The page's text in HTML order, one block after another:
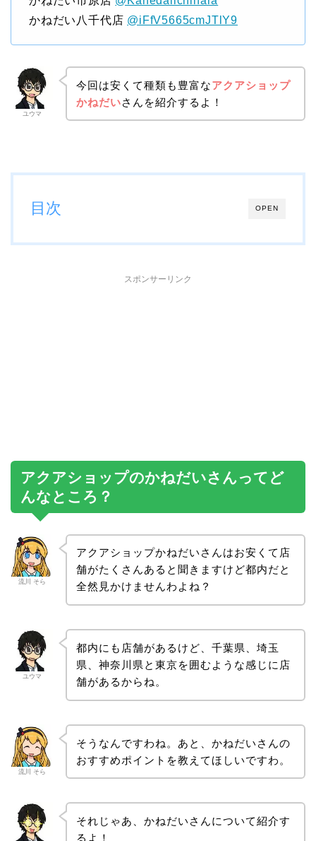
かねだい八千代店 @iFfV5665cmJTlY9
ユウマ
今回は安くて種類も豊富なアクアショップ
かねだいさんを紹介するよ！
OPEN
目次
スポンサーリンク
アクアショップのかねだいさんってど
んなところ？
流川 そら
アクアショップかねだいさんはお安くて店
舗がたくさんあると聞きますけど都内だと
全然見かけませんわよね？
ユウマ
都内にも店舗があるけど、千葉県、埼玉
県、神奈川県と東京を囲むような感じに店
舗があるからね。
流川 そら
そうなんですわね。あと、かねだいさんの
おすすめポイントを教えてほしいですわ。
それじゃあ、かねだいさんについて紹介す
るよ！